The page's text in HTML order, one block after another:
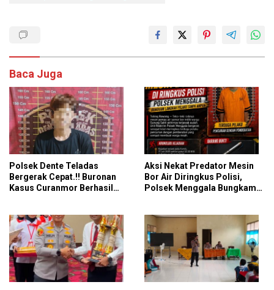
Baca Juga
Polsek Dente Teladas
Bergerak Cepat.!! Buronan
Kasus Curanmor Berhasil
Aksi Nekat Predator Mesin
Bor Air Diringkus Polisi,
Polsek Menggala Bungkam